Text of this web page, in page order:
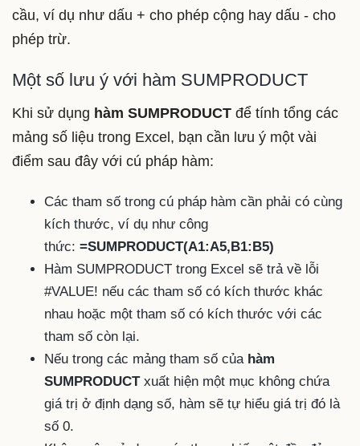
cầu, ví dụ như dấu + cho phép cộng hay dấu - cho
phép trừ.
Một số lưu ý với hàm SUMPRODUCT
Khi sử dụng hàm SUMPRODUCT để tính tổng các
mảng số liệu trong Excel, bạn cần lưu ý một vài
điểm sau đây với cú pháp hàm:
Các tham số trong cú pháp hàm cần phải có cùng
kích thước, ví dụ như công
thức: =SUMPRODUCT(A1:A5,B1:B5)
Hàm SUMPRODUCT trong Excel sẽ trả về lỗi
#VALUE! nếu các tham số có kích thước khác
nhau hoặc một tham số có kích thước với các
tham số còn lại.
Nếu trong các mảng tham số của hàm
SUMPRODUCTxuất hiện một mục không chứa
giá trị ở định dạng số, hàm sẽ tự hiểu giá trị đó là
số 0.